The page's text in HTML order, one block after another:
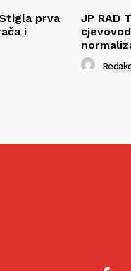
prva
i
JP RAD